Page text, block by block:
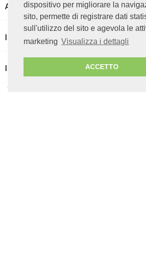
dispositivo per migliorare la
sito, permette di registrare dati
sull'utilizzo del sito e agevola le
marketing Visualizza i dettagli
ACCETTO
APPROFONDIMENTI
IL TUO ACCOUNT
INFORMAZIONI NEGOZIO
© 2026 ICT CUBE srl - P.IVA 07085050727